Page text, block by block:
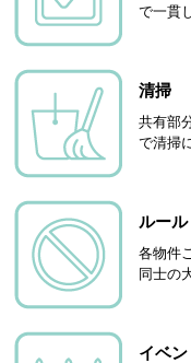
で一貫
清掃
共有部
で清掃
ルール
各物件
同士の
イベン